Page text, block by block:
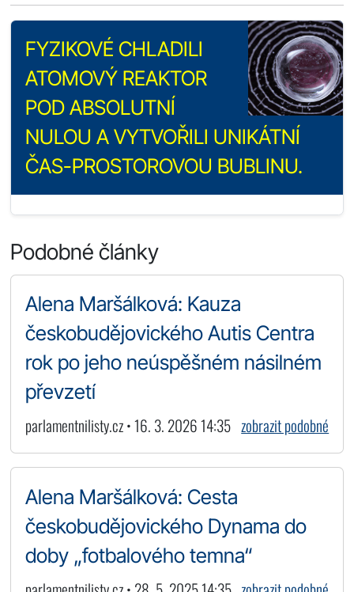
FYZIKOVÉ CHLADILI
ATOMOVÝ REAKTOR
POD ABSOLUTNÍ
NULOU A VYTVOŘILI UNIKÁTNÍ
ČAS-PROSTOROVOU BUBLINU.
Podobné články
Alena Maršálková: Kauza
českobudějovického Autis Centra
rok po jeho neúspěšném násilném
převzetí
parlamentnilisty.cz • 16. 3. 2026 14:35 zobrazit podobné
Alena Maršálková: Cesta
českobudějovického Dynama do
doby „fotbalového temna“